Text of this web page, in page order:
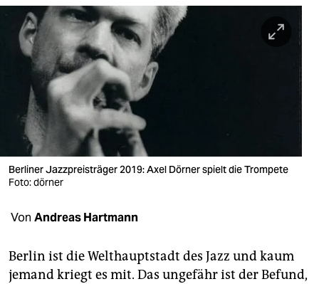
sport
berlin
nord
wahrheit
verlag
verlag
veranstaltungen
fragen & hilfe
Berliner Jazzpreisträger 2019: Axel Dörner spielt die Trompete
Foto: dörner
Von Andreas Hartmann
Berlin ist die Welthauptstadt des Jazz und kaum
jemand kriegt es mit. Das ungefähr ist der Befund,